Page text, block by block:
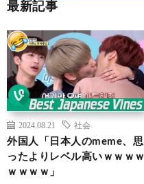
最新記事
2024.08.21 社会
外国人「日本人のmeme、思
ったよりレベル高いｗｗｗｗ
ｗｗｗｗ」